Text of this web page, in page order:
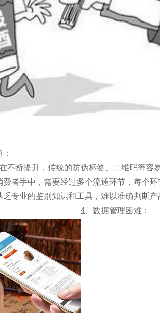
不断提升，传统的防伪标签、二维码等容
费者手中，需要经过多个流通环节，每个环
专业的鉴别知识和工具，难以准确判断产
4 、数据管理困难：